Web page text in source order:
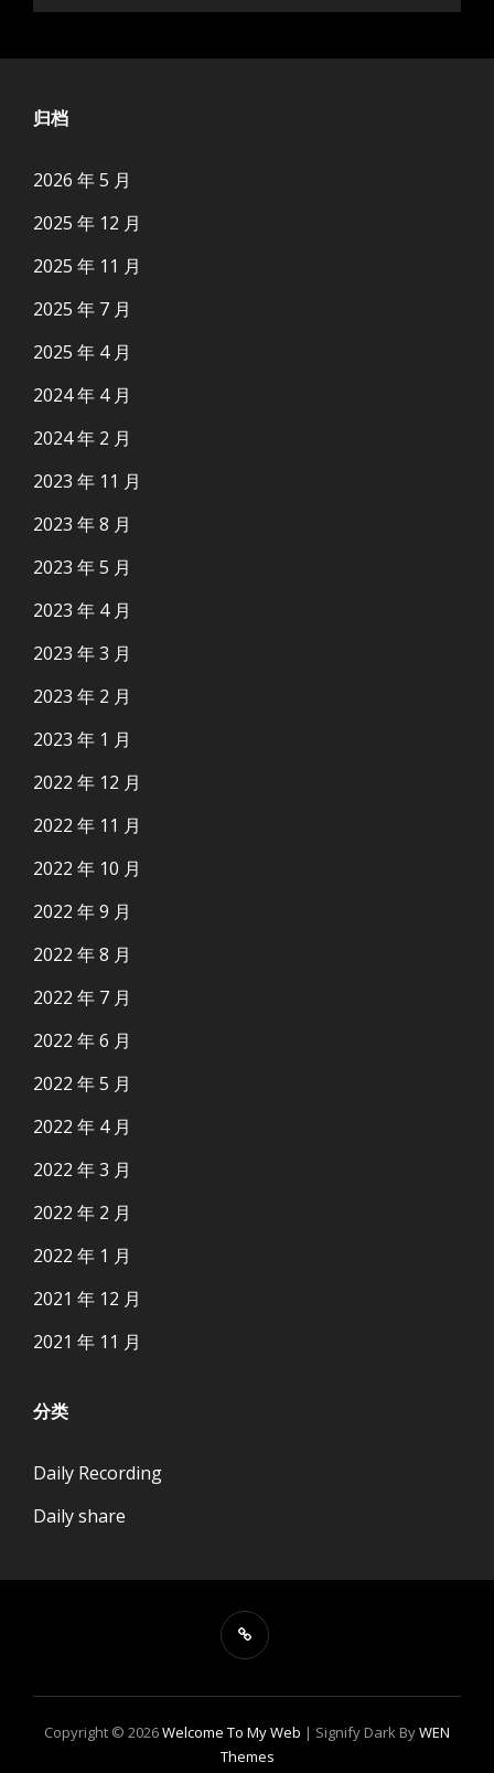
归档
2026 年 5 月
2025 年 12 月
2025 年 11 月
2025 年 7 月
2025 年 4 月
2024 年 4 月
2024 年 2 月
2023 年 11 月
2023 年 8 月
2023 年 5 月
2023 年 4 月
2023 年 3 月
2023 年 2 月
2023 年 1 月
2022 年 12 月
2022 年 11 月
2022 年 10 月
2022 年 9 月
2022 年 8 月
2022 年 7 月
2022 年 6 月
2022 年 5 月
2022 年 4 月
2022 年 3 月
2022 年 2 月
2022 年 1 月
2021 年 12 月
2021 年 11 月
分类
Daily Recording
Daily share
Copyright © 2026Welcome To My Web | Signify Dark ByWEN
Themes